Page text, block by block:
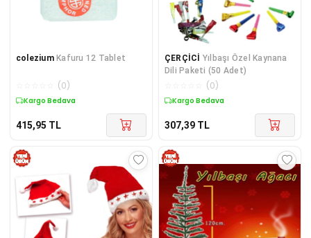
colezium Kafuru 12 Tablet
(0)
Kargo Bedava
415,95 TL
ÇERÇİCİ Yılbaşı Özel Kaynana
Dili Paketi (50 Adet)
(0)
Kargo Bedava
307,39 TL